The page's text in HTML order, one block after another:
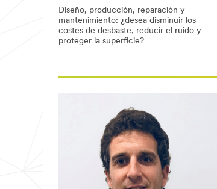
Diseño, producción, reparación y
mantenimiento: ¿desea disminuir los
costes de desbaste, reducir el ruido y
proteger la superficie?